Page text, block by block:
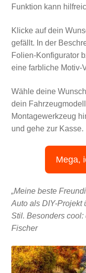
Funktion kann
Klicke auf dein
gefällt. In der
Folien-Konfigurator
eine farbliche Motiv-
Wähle deine
dein
Montagewerkzeug
und gehe zur Kasse.
Mega,
„Meine beste
Auto als DIY-Projekt
Stil. Besonders cool:
Fischer